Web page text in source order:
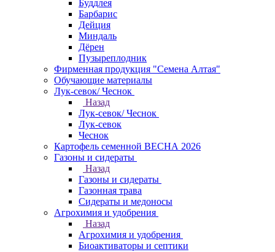
Буддлея
Барбарис
Дейция
Миндаль
Дёрен
Пузыреплодник
Фирменная продукция "Семена Алтая"
Обучающие материалы
Лук-севок/ Чеснок
Назад
Лук-севок/ Чеснок
Лук-севок
Чеснок
Картофель семенной ВЕСНА 2026
Газоны и сидераты
Назад
Газоны и сидераты
Газонная трава
Сидераты и медоносы
Агрохимия и удобрения
Назад
Агрохимия и удобрения
Биоактиваторы и септики